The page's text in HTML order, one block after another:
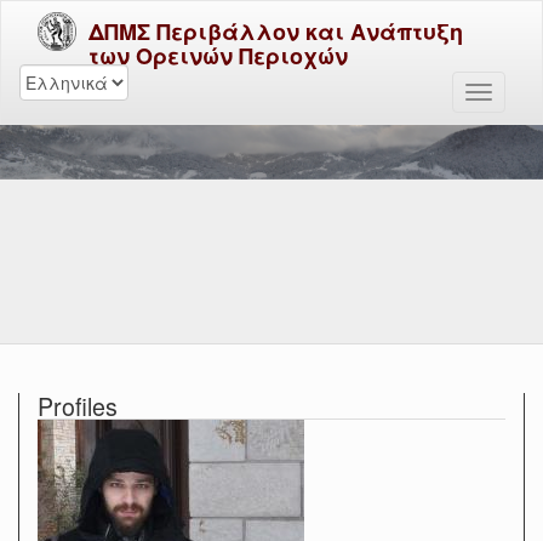
ΔΠΜΣ Περιβάλλον και Ανάπτυξη
των Ορεινών Περιοχών
Profiles